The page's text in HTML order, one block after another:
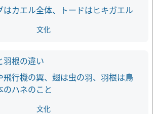
はカエル全体、トードはヒキガエル
文化
羽根の違い
飛行機の翼、翅は虫の羽、羽根は鳥
のハネのこと
文化